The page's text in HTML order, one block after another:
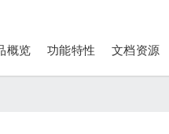
概览 功能特性 文档资源